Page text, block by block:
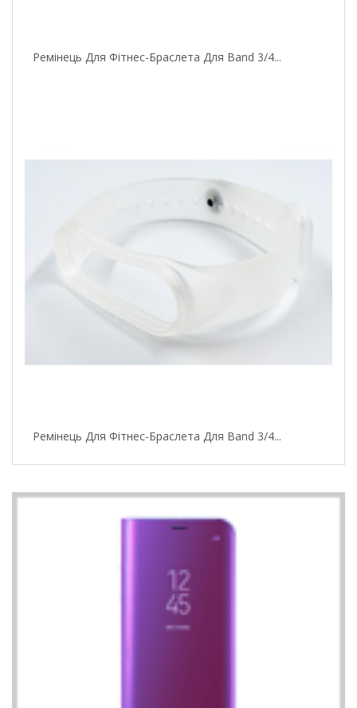
Ремінець Для Фітнес-Браслета Для Band 3/4...
Ремінець Для Фітнес-Браслета Для Band 3/4...